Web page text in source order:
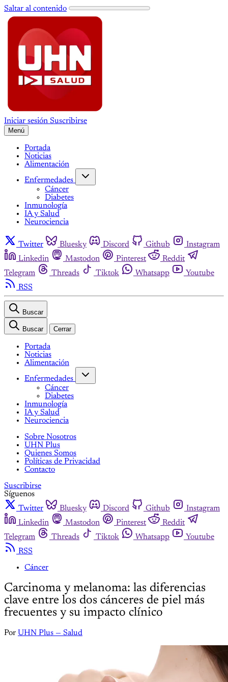
Saltar al contenido
Iniciar sesión Suscribirse
Menú
Portada
Noticias
Alimentación
Enfermedades
Cáncer
Diabetes
Inmunología
IA y Salud
Neurociencia
Twitter Bluesky Discord Github
Instagram
Linkedin
Mastodon Pinterest
Reddit
Telegram
Threads Tiktok Whatsapp
Youtube
RSS
Buscar
Buscar Cerrar
Portada
Noticias
Alimentación
Enfermedades
Cáncer
Diabetes
Inmunología
IA y Salud
Neurociencia
Sobre Nosotros
UHN Plus
Quienes Somos
Políticas de Privacidad
Contacto
Suscribirse
Síguenos
Twitter
Bluesky Discord Github
Instagram
Linkedin
Mastodon Pinterest
Reddit
Telegram
Threads Tiktok Whatsapp
Youtube
RSS
Cáncer
Carcinoma y melanoma: las diferencias
clave entre los dos cánceres de piel más
frecuentes y su impacto clínico
Por UHN Plus — Salud